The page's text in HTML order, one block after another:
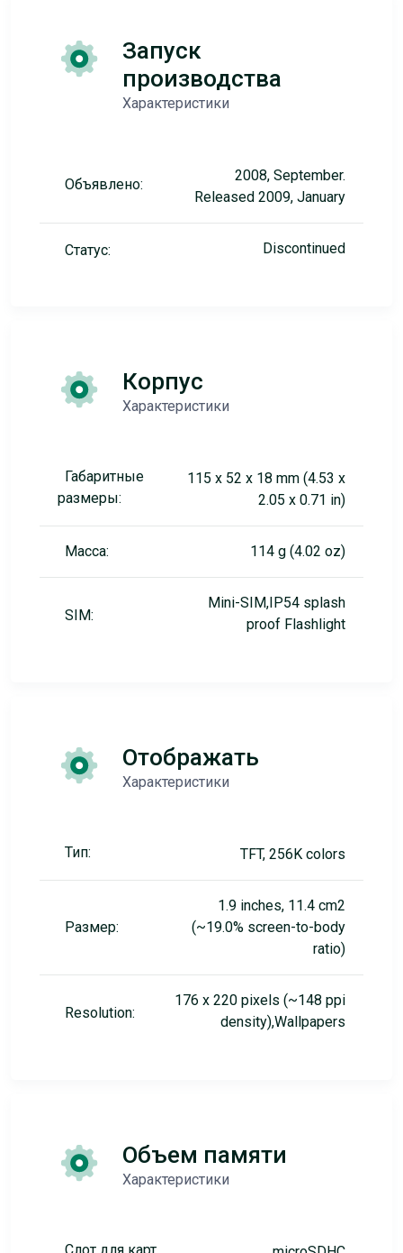
Запуск
производства
Характеристики
Объявлено:
2008, September.
Released 2009, January
Статус: Discontinued
Корпус
Характеристики
Габаритные
размеры:
115 x 52 x 18 mm (4.53 x
2.05 x 0.71 in)
Масса: 114 g (4.02 oz)
SIM:
Mini-SIM,IP54 splash
proof Flashlight
Отображать
Характеристики
Тип: TFT, 256K colors
Размер:
1.9 inches, 11.4 cm2
(~19.0% screen-to-body
ratio)
Resolution:
176 x 220 pixels (~148 ppi
density),Wallpapers
Объем памяти
Характеристики